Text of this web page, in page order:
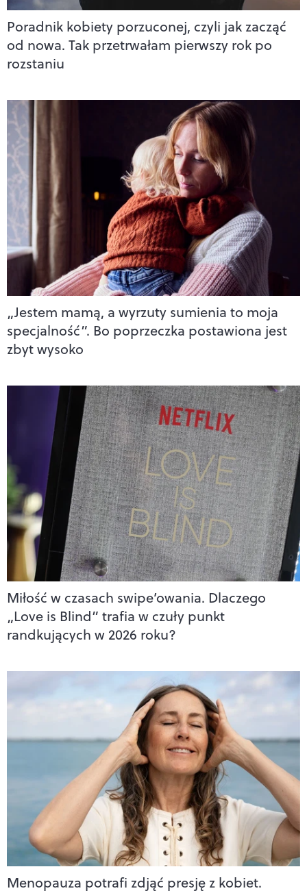
Poradnik kobiety porzuconej, czyli jak zacząć
od nowa. Tak przetrwałam pierwszy rok po
rozstaniu
„Jestem mamą, a wyrzuty sumienia to moja
specjalność”. Bo poprzeczka postawiona jest
zbyt wysoko
Miłość w czasach swipe’owania. Dlaczego
„Love is Blind” trafia w czuły punkt
randkujących w 2026 roku?
Menopauza potrafi zdjąć presję z kobiet.